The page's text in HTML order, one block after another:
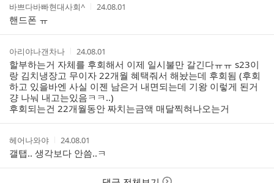
작
성
자
바쁘다바빠현대사회^
작
간
24.08.01
핸드폰 ㅠ
작
성
자
아리야나갠차나
작
성
시
간
24.08.01
할부하는거 자체를 후회해서 이제 일시불만 갈긴다ㅠㅠ s23이
랑 김치냉장고 무이자 22개월 혜택줘서 해놨는데 후회됨 (후회
하고 있을바엔 사실 이젠 남은거 내면되는데 기왕 이렇게 된거
걍 나눠 내고는있음ㅋㅋ..)
후회되는건 22개월동안 짜치는금액 매달찍혀나오는거
작
성
자
헤어나와야
작
성
시
간
24.08.01
갤탭.. 생각보다 안씀..ㅋ